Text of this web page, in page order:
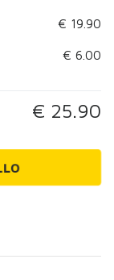
€ 19.90
€ 6.00
€ 25.90